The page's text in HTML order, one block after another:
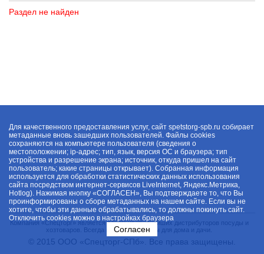
Раздел не найден
Компания «Спецторг» является одним из крупнейших дистрибуторов посуды и
хозтоваров. Всегда в наличии товары для дома и дачи.
© 2015 ООО «Спецторг-СПб». Все права защищены.
Для качественного предоставления услуг, сайт spetstorg-spb.ru собирает
метаданные вновь зашедших пользователей. Файлы cookies
сохраняются на компьютере пользователя (сведения о
местоположении; ip-адрес; тип, язык, версия ОС и браузера; тип
устройства и разрешение экрана; источник, откуда пришел на сайт
пользователь; какие страницы открывает). Собранная информация
используется для обработки статистических данных использования
сайта посредством интернет-сервисов LiveInternet, Яндекс.Метрика,
Hotlog). Нажимая кнопку «СОГЛАСЕН», Вы подтверждаете то, что Вы
проинформированы о сборе метаданных на нашем сайте. Если вы не
хотите, чтобы эти данные обрабатывались, то должны покинуть сайт.
Отключить cookies можно в настройках браузера
Согласен